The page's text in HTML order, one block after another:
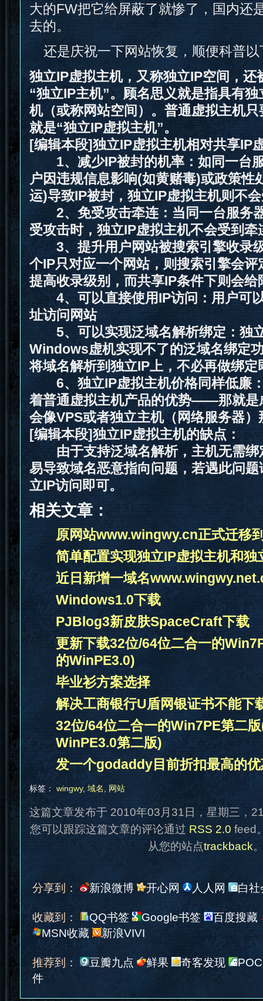
大的FW把它给屏蔽了就惨了，国内还
去的。
还是庆祝一下网站恢复，顺便科普以
独立IP虚拟主机，又称独立IP空间，还
“独立IP主机”。顾名思义就是指具有
机（或称网站空间）。普通虚拟主机
就是“独立IP虚拟主机”。
[编辑本段]独立IP虚拟主机相对共享IP
1、减少IP被封的机率：如同一台
户因违规信息影响(如黄赌毒)或政策性
运)导致IP被封，独立IP虚拟主机则不
2、免受攻击牵连：当同一台服务器
受攻击时，独立IP虚拟主机不会受到牵
3、提升用户网站被搜索引擎收录级
个IP只对应一个网站，则搜索引擎会
提高收录级别，而共享IP条件下则会给
4、可以直接使用IP访问：用户可以
址访问网站
5、可以实现泛域名解析绑定：独
Windows虚机实现不了的泛域名绑定
将域名解析到独立IP上，不必再做绑定
6、独立IP虚拟主机价格同样低廉：
着普通虚拟主机产品的优势——那就是
会像VPS或者独立主机（网络服务器）
[编辑本段]独立IP虚拟主机的缺点：
由于支持泛域名解析，主机无需绑
易导致域名恶意指向问题，若遇此问
立IP访问即可。
相关文章：
原网站www.wingwy.cn正式迁移
简单配置实现独立IP虚拟主机和独
近日新增一域名
Windows1.0下载
PJBlog3新皮肤SpaceCraft下载
更新下载32位/64位二合一的
的WinPE3.0)
毕业衫方案选择
解决工商银行U盾网银证书不能下
32位/64位二合一的Win7PE第二
WinPE3.0第二版)
发一个godaddy目前折扣最高的
标签： wingwy,域名 网站
这篇文章发布于 2010年03月31日，星期三，
您可以跟踪这篇文章的评论通过 RSS 2.0 feed
从您的站点trackback
分享到： 新浪微博 开心网 人人网 白社
收藏到： QQ书签 Google书签
百度搜藏
MSN收藏
新浪VIVI
推荐到： 豆瓣九点 鲜果 奇客发现
件